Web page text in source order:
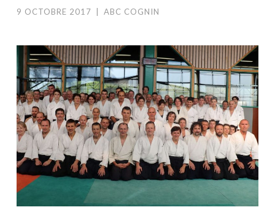
9 OCTOBRE 2017 ABC COGNIN